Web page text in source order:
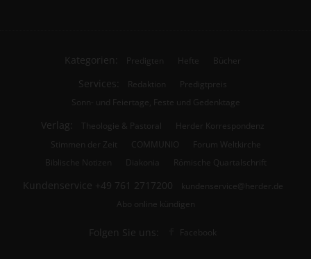
Kategorien: Predigten Hefte Bücher
Services: Redaktion
Predigtpreis
Sonn- und Feiertage, Feste und Gedenktage
Verlag: Theologie & Pastoral
Herder Korrespondenz
Stimmen der Zeit
COMMUNIO
Forum Weltkirche
Biblische Notizen
Diakonia Römische Quartalschrift
Kundenservice +49 761 2717200
kundenservice@herder.de
Abo online kündigen
Folgen Sie uns: Facebook